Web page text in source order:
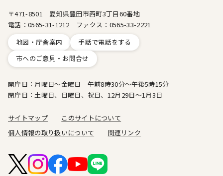
〒471-8501 愛知県豊田市西町3丁目60番地
電話：0565-31-1212 ファクス：0565-33-2221
地図・庁舎案内
手話で電話をする
市へのご意見・お問合せ
開庁日：月曜日～金曜日 午前8時30分～午後5時15分
閉庁日：土曜日、日曜日、祝日、12月29日～1月3日
サイトマップ
このサイトについて
個人情報の取り扱いについて
関連リンク